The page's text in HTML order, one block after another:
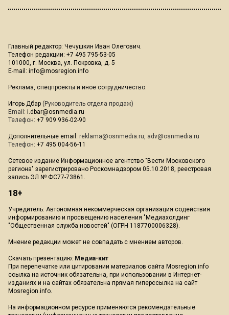
Главный редактор: Чечушкин Иван Олегович.
Телефон редакции: +7 495 795-53-05
101000, г. Москва, ул. Покровка, д. 5
E-mail: info@mosregion.info
Реклама, спецпроекты и иное сотрудничество:
Игорь Дбар (Руководитель отдела продаж)
Email: i.dbar@osnmedia.ru
Телефон: +7 909 936-02-90
Дополнительные email: reklama@osnmedia.ru, adv@osnmedia.ru
Телефон: +7 495 004-56-11
Сетевое издание Информационное агентство "Вести Московского
региона" зарегистрировано Роскомнадзором 05.10.2018, реестровая
запись ЭЛ № ФС77-73861.
18+
Учредитель: Автономная некоммерческая организация содействия
информированию и просвещению населения "Медиахолдинг
"Общественная служба новостей" (ОГРН 1187700006328).
Мнение редакции может не совпадать с мнением авторов.
Скачать презентацию: Медиа-кит
При перепечатке или цитировании материалов сайта Mosregion.info
ссылка на источник обязательна, при использовании в Интернет-
изданиях и на сайтах обязательна прямая гиперссылка на сайт
Mosregion.info.
На информационном ресурсе применяются рекомендательные